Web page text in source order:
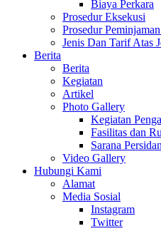
Biaya Perkara
Prosedur Eksekusi
Prosedur
Jenis Dan Tarif Atas
Berita
Berita
Kegiatan
Artikel
Photo Gallery
Kegiatan
Fasilitas dan
Sarana
Video Gallery
Hubungi Kami
Alamat
Media Sosial
Instagram
Twitter